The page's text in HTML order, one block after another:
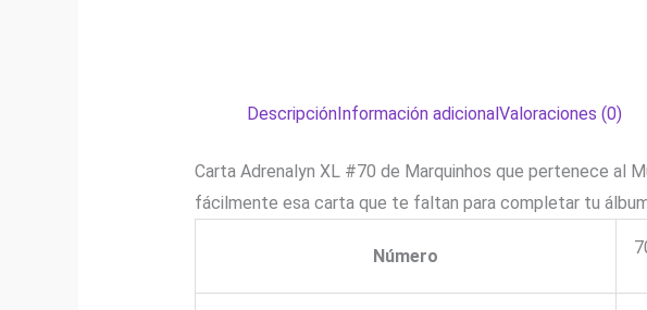
DescripciónInformación adicional Valoraciones (0)
Carta Adrenalyn XL #70 de Marquinhos que pertenece al
fácilmente esa carta que te faltan para completar tu
Número